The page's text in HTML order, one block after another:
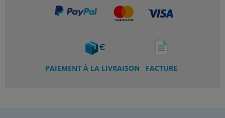
PAIEMENT À LA LIVRAISON FACTURE